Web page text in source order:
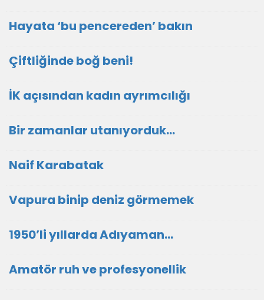
Hayata ‘bu pencereden’ bakın
Çiftliğinde boğ beni!
İK açısından kadın ayrımcılığı
Bir zamanlar utanıyorduk…
Naif Karabatak
Vapura binip deniz görmemek
1950’li yıllarda Adıyaman…
Amatör ruh ve profesyonellik